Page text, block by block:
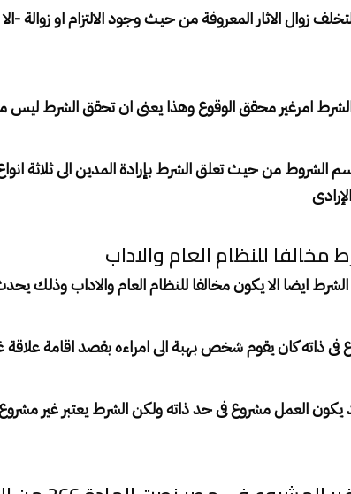
زوال الاثار المعروفة من حيث وجود الالتزام او
امرغير محقق الوقوع وهذا يعنى ان تحقق الشرط ليس
الشروط من حيث تعلق الشرط بإرادة المدين الى ثلاثة
مخالفا للنظام العام والاداب
ايضا الا يكون مخالفا للنظام العام والاداب وذلك
فى ذاته كان يقوم شخص بهبة الى امراءه بقصد اقامة علاقة
العمل مشروع فى حد ذاته ولكن الشرط يعتبر غير